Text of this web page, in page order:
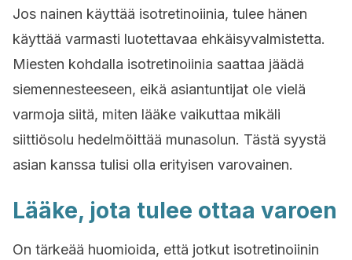
Jos nainen käyttää isotretinoiinia, tulee hänen
käyttää varmasti luotettavaa ehkäisyvalmistetta.
Miesten kohdalla isotretinoiinia saattaa jäädä
siemennesteeseen, eikä asiantuntijat ole vielä
varmoja siitä, miten lääke vaikuttaa mikäli
siittiösolu hedelmöittää munasolun. Tästä syystä
asian kanssa tulisi olla erityisen varovainen.
Lääke, jota tulee ottaa varoen
On tärkeää huomioida, että jotkut isotretinoiinin